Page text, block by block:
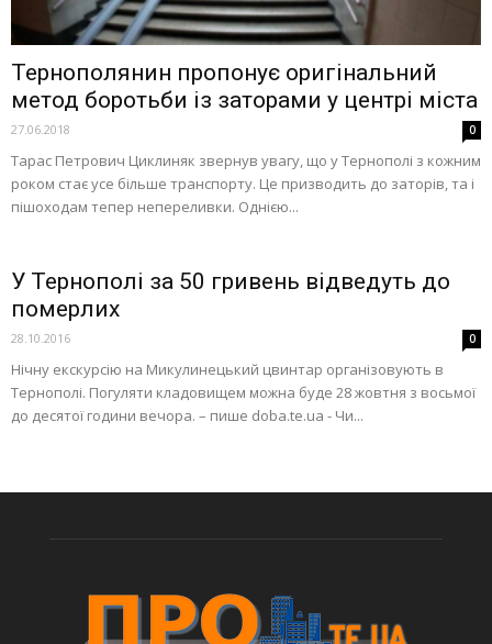
Тернополянин пропонує оригінальний
метод боротьби із заторами у центрі міста
27.06.2018 0
Тарас Петрович Циклиняк звернув увагу, що у Тернополі з кожним
роком стає усе більше транспорту. Це призводить до заторів, та і
пішоходам тепер непереливки. Однією...
У Тернополі за 50 гривень відведуть до
померлих
28.10.2016 0
Нічну екскурсію на Микулинецький цвинтар організовують в
Тернополі. Погуляти кладовищем можна буде 28 жовтня з восьмої
до десятої години вечора. – пише doba.te.ua - Чи...